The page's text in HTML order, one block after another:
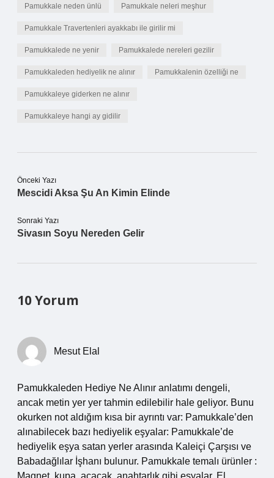
Pamukkale neden ünlü Pamukkale neleri meşhur
Pamukkale Travertenleri ayakkabı ile girilir mi
Pamukkalede ne yenir Pamukkalede nereleri gezilir
Pamukkaleden hediyelik ne alınır Pamukkalenin özelliği ne
Pamukkaleye giderken ne alınır
Pamukkaleye hangi ay gidilir
Önceki Yazı
Mescidi Aksa Şu An Kimin Elinde
Sonraki Yazı
Sivasın Soyu Nereden Gelir
10 Yorum
Mesut Elal
Pamukkaleden Hediye Ne Alınır anlatımı dengeli,
ancak metin yer yer tahmin edilebilir hale geliyor. Bunu
okurken not aldığım kısa bir ayrıntı var: Pamukkale’den
alınabilecek bazı hediyelik eşyalar: Pamukkale’de
hediyelik eşya satan yerler arasında Kaleiçi Çarşısı ve
Babadağlılar İşhanı bulunur. Pamukkale temalı ürünler :
Magnet, kupa, açacak, anahtarlık gibi eşyalar. El